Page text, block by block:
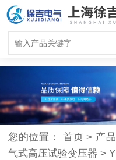
您的位置： 首页 > 产
气式高压试验变压器 >